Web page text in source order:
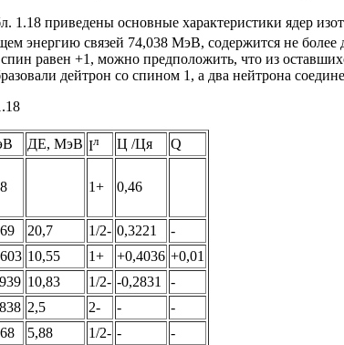
1.18 приведены основные характеристики ядер
энергию связей 74,038 МэВ, содержится не более
равен +1, можно предположить, что из
дейтрон со спином 1, а два нейтрона
ДЕ, МэВ Iл Ц /Ця
Q
1+ 0,46
20,7 1/2- 0,3221
-
10,55 1+ +0,4036 +0,01
10,83 1/2- -0,2831
-
2,5 2- -
-
5,88 1/2- - -